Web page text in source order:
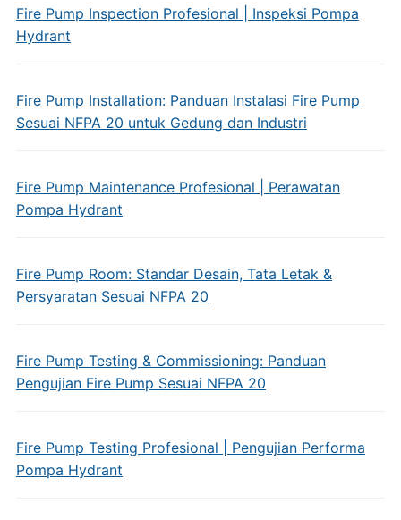
Fire Pump Inspection Profesional | Inspeksi Pompa
Hydrant
Fire Pump Installation: Panduan Instalasi Fire Pump
Sesuai NFPA 20 untuk Gedung dan Industri
Fire Pump Maintenance Profesional | Perawatan
Pompa Hydrant
Fire Pump Room: Standar Desain, Tata Letak &
Persyaratan Sesuai NFPA 20
Fire Pump Testing & Commissioning: Panduan
Pengujian Fire Pump Sesuai NFPA 20
Fire Pump Testing Profesional | Pengujian Performa
Pompa Hydrant